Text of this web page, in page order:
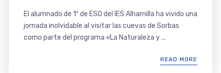
El alumnado de 1º de ESO del IES Alhamilla ha vivido una
jornada inolvidable al visitar las cuevas de Sorbas
como parte del programa «La Naturaleza y ...
READ MORE